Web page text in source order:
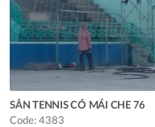
SÂN TENNIS CÓ MÁI CHE 76
Code: 4383